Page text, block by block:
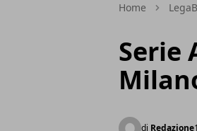
Home
Serie
di Redazione